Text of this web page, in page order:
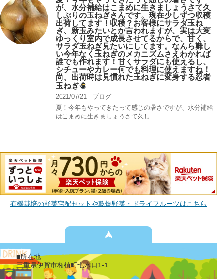
が、水分補給はこまめに生きましょうさて久
しぶりの玉ねぎさんです。現在少しずつ収穫
出荷してます！収穫？お客様にサラダ玉ね
ぎ、新玉みたいとか言われますが、実は大変
ゆっくり室内で成長させてるからで、甘く、
サラダ玉ねぎ見たいにしてます。なんら難し
い今年なく玉ねぎのメカニズムさえわかれば
誰でも作れます！甘くサラダにも使えるし、
シチューやカレー何でも料理に使えますね！
尚、出荷時は見慣れた玉ねぎに変身する忍者
玉ねぎ
2021/07/21
ブログ
夏！今年もやってきたって感じの暑さですが、水分補給
はこまめに生きましょうさて久し ...
有機栽培の野菜宅配セットや乾燥野菜・ドライフルーツはこちら
■所在地
三重県伊賀市柘植町七水口1-1